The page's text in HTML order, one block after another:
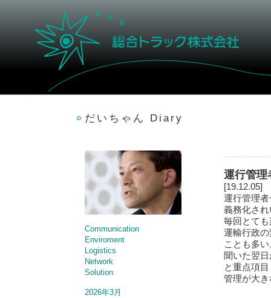
だいちゃん Diary
Communication
Enviroment
Logistics
Network
Solution
2026年3月
運行管理
[19.12.05]
運行管理
義務化さ
毎回とて
運輸行政
ことも多
聞いた翌
と重点項
管理が大